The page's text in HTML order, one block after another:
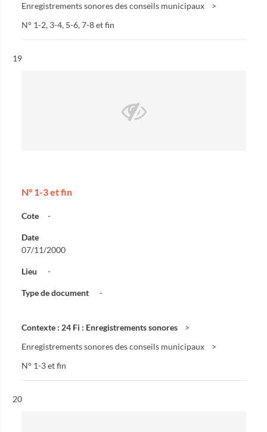
Enregistrements sonores des conseils municipaux
N° 1-2, 3-4, 5-6, 7-8 et fin
Résultat n°
19
N° 1-3 et fin
Cote -
Date
07/11/2000
Lieu -
Type de document -
Contexte : 24 Fi : Enregistrements sonores
Enregistrements sonores des conseils municipaux
N° 1-3 et fin
Résultat n°
20